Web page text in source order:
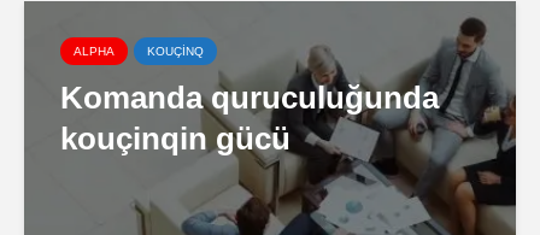
ALPHA KOUÇİNQ
Komanda quruculuğunda
kouçinqin gücü